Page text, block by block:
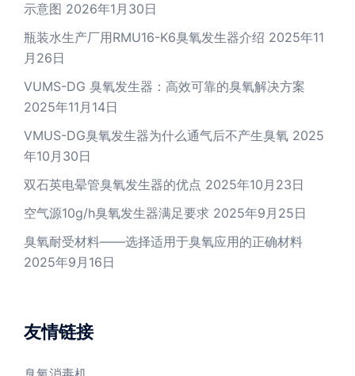
示意图 2026年1月30日
瓶装水生产厂用RMU16-K6臭氧发生器介绍 2025年11
月26日
VUMS-DG 臭氧发生器：高效可靠的臭氧解决方案
2025年11月14日
VMUS-DG臭氧发生器为什么通气后不产生臭氧 2025
年10月30日
双石英电晕管臭氧发生器的优点 2025年10月23日
空气源10g/h臭氧发生器满足要求 2025年9月25日
臭氧耐受材料——选择适用于臭氧应用的正确材料
2025年9月16日
友情链接